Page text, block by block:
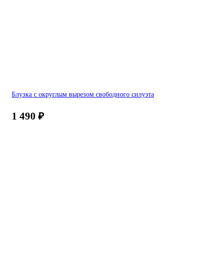
Блузка с округлым вырезом свободного силуэта
1 490 ₽